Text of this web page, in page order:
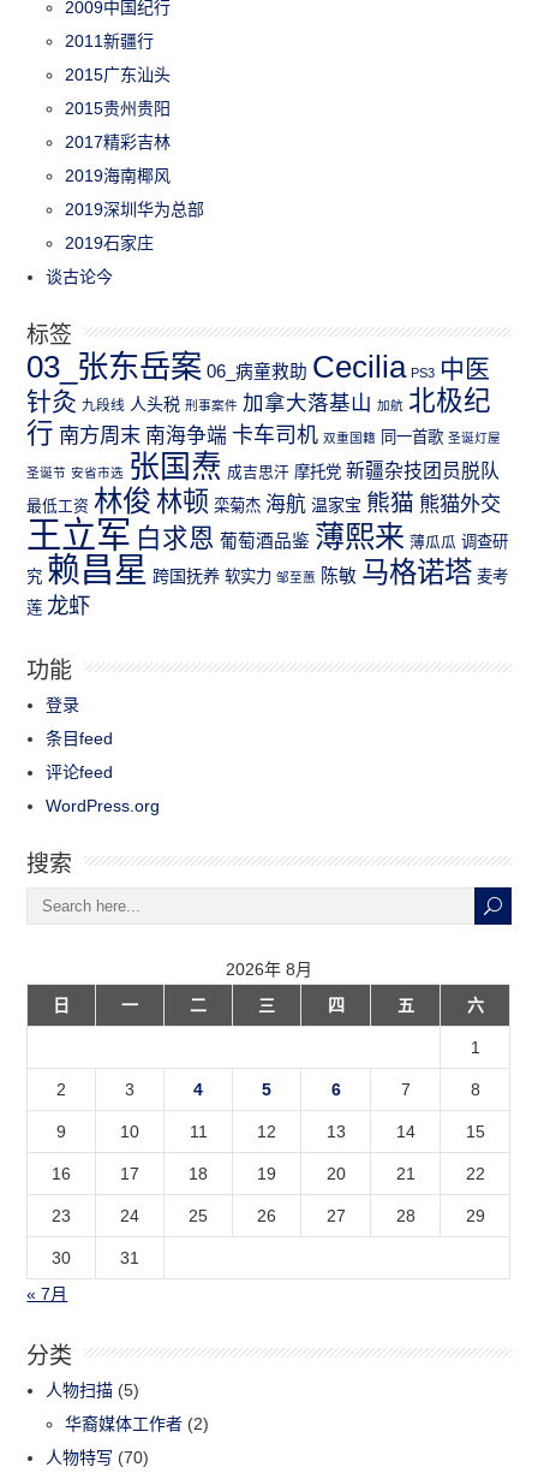
2009中国纪行
2011新疆行
2015广东汕头
2015贵州贵阳
2017精彩吉林
2019海南椰风
2019深圳华为总部
2019石家庄
谈古论今
标签
03_张东岳案 06_病童救助 Cecilia PS3 中医
针灸 九段线 人头税 刑事案件 加拿大落基山 加航 北极纪
行 南方周末 南海争端 卡车司机 双重国籍 同一首歌 圣诞灯屋
圣诞节 安省市选 张国焘 成吉思汗 摩托党 新疆杂技团员脱队
最低工资 林俊 林顿 栾菊杰 海航 温家宝 熊猫 熊猫外交
王立军 白求恩 葡萄酒品鉴 薄熙来 薄瓜瓜 调查研
究 赖昌星 跨国抚养 软实力 邹至蕙 陈敏 马格诺塔 麦考
莲 龙虾
功能
登录
条目feed
评论feed
WordPress.org
搜索
2026年 8月
日
一 二 三 四 五 六
1
2 3 4 5 6 7 8
9 10 11 12 13 14 15
16 17 18 19 20 21 22
23 24 25 26 27 28 29
30
31
« 7月
分类
人物扫描 (5)
华裔媒体工作者 (2)
人物特写 (70)